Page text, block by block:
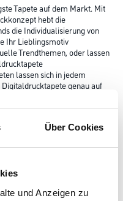
Über Cookies
und Anzeigen zu
Tapete auf dem Markt. Mit
hebt die
die Individualisierung von
Ihr Lieblingsmotiv
Trendthemen, oder lassen
lassen sich in jedem
genau auf